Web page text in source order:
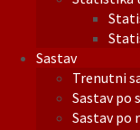
Sastav
Trenutni
Sastav po
Sastav po